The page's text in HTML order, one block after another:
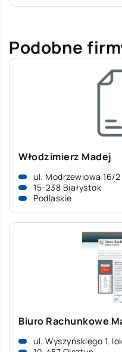
Podobne
Włodzimierz Madej
ul. Modrzewiowa 16/2
15-238 Białystok
Podlaskie
Biuro Rachunkowe
ul. Wyszyńskiego 1,